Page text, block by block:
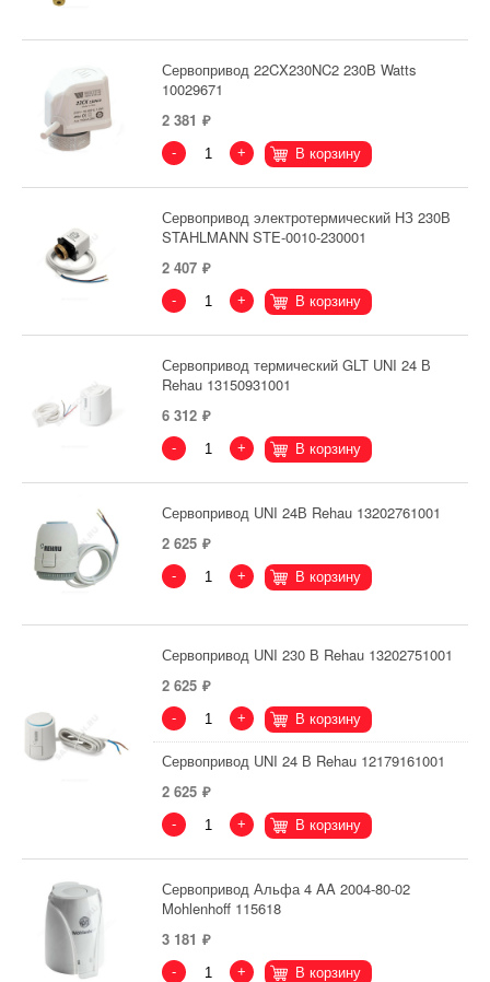
Сервопривод 22CX230NC2 230В Watts
10029671
2 381
- + В корзину
Сервопривод электротермический НЗ 230В
STAHLMANN STE-0010-230001
2 407
- + В корзину
Сервопривод термический GLT UNI 24 В
Rehau 13150931001
6 312
- + В корзину
Сервопривод UNI 24В Rehau 13202761001
2 625
- + В корзину
Сервопривод UNI 230 В Rehau 13202751001
2 625
- + В корзину
Сервопривод UNI 24 В Rehau 12179161001
2 625
- + В корзину
Сервопривод Альфа 4 AA 2004-80-02
Mohlenhoff 115618
3 181
- + В корзину